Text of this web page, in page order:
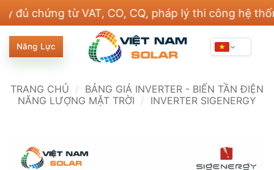
qua
nội
dung
từ VAT, CO, CQ, pháp lý thi công hệ thống
Năng Lực
TRANG CHỦ / BẢNG GIÁ INVERTER - BIẾN TẦN ĐIỆN
NĂNG LƯỢNG MẶT TRỜI / INVERTER SIGENERGY